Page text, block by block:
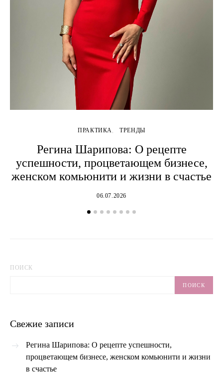
ПРАКТИКА ТРЕНДЫ
Регина Шарипова: О рецепте
успешности, процветающем бизнесе,
женском комьюнити и жизни в счастье
06.07.2026
ПОИСК
ПОИСК
Свежие записи
Регина Шарипова: О рецепте успешности,
процветающем бизнесе, женском комьюнити и жизни
в счастье